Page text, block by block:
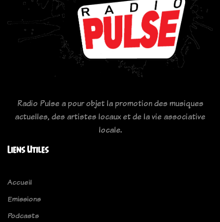
Radio Pulse a pour objet la promotion des musiques
actuelles, des artistes locaux et de la vie associative
locale.
Liens Utiles
Accueil
Emissions
Podcasts